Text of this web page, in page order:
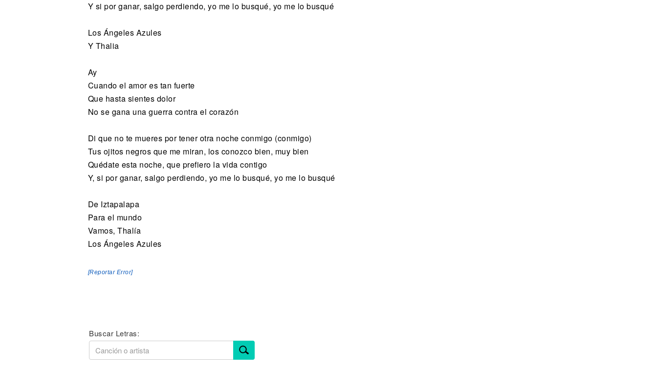
Y si por ganar, salgo perdiendo, yo me lo busqué, yo me lo busqué
Los Ángeles Azules
Y Thalia
Ay
Cuando el amor es tan fuerte
Que hasta sientes dolor
No se gana una guerra contra el corazón
Di que no te mueres por tener otra noche conmigo (conmigo)
Tus ojitos negros que me miran, los conozco bien, muy bien
Quédate esta noche, que prefiero la vida contigo
Y, si por ganar, salgo perdiendo, yo me lo busqué, yo me lo busqué
De Iztapalapa
Para el mundo
Vamos, Thalía
Los Ángeles Azules
[Reportar Error]
Buscar Letras: